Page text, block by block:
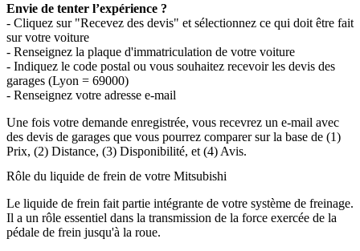
Envie de tenter l’expérience ?
- Cliquez sur "Recevez des devis" et sélectionnez ce qui doit être fait
sur votre voiture
- Renseignez la plaque d'immatriculation de votre voiture
- Indiquez le code postal ou vous souhaitez recevoir les devis des
garages (Lyon = 69000)
- Renseignez votre adresse e-mail
Une fois votre demande enregistrée, vous recevrez un e-mail avec
des devis de garages que vous pourrez comparer sur la base de (1)
Prix, (2) Distance, (3) Disponibilité, et (4) Avis.
Rôle du liquide de frein de votre Mitsubishi
Le liquide de frein fait partie intégrante de votre système de freinage.
Il a un rôle essentiel dans la transmission de la force exercée de la
pédale de frein jusqu'à la roue.